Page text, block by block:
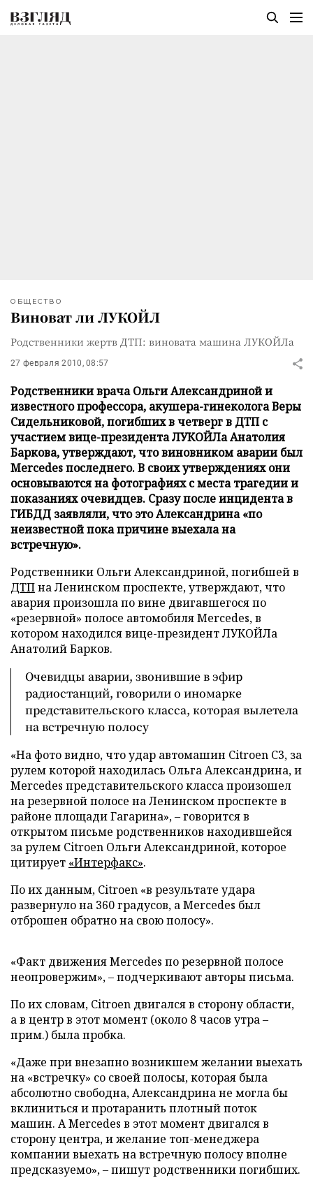
ОБЩЕСТВО
Виноват ли ЛУКОЙЛ
Родственники жертв ДТП: виновата машина ЛУКОЙЛа
27 февраля 2010, 08:57
Родственники врача Ольги Александриной и
известного профессора, акушера-гинеколога Веры
Сидельниковой, погибших в четверг в ДТП с
участием вице-президента ЛУКОЙЛа Анатолия
Баркова, утверждают, что виновником аварии был
Mercedes последнего. В своих утверждениях они
основываются на фотографиях с места трагедии и
показаниях очевидцев. Сразу после инцидента в
ГИБДД заявляли, что это Александрина «по
неизвестной пока причине выехала на
встречную».
Родственники Ольги Александриной, погибшей в
ДТПна Ленинском проспекте, утверждают, что
авария произошла по вине двигавшегося по
«резервной» полосе автомобиля Mercedes, в
котором находился вице-президент ЛУКОЙЛа
Анатолий Барков.
Очевидцы аварии, звонившие в эфир
радиостанций, говорили о иномарке
представительского класса, которая вылетела
на встречную полосу
«На фото видно, что удар автомашин Citroen С3, за
рулем которой находилась Ольга Александрина, и
Mercedes представительского класса произошел
на резервной полосе на Ленинском проспекте в
районе площади Гагарина», – говорится в
открытом письме родственников находившейся
за рулем Citroen Ольги Александриной, которое
цитирует «Интерфакс».
По их данным, Citroen «в результате удара
развернуло на 360 градусов, а Mercedes был
отброшен обратно на свою полосу».
«Факт движения Mercedes по резервной полосе
неопровержим», – подчеркивают авторы письма.
По их словам, Citroen двигался в сторону области,
а в центр в этот момент (около 8 часов утра –
прим.) была пробка.
«Даже при внезапно возникшем желании выехать
на «встречку» со своей полосы, которая была
абсолютно свободна, Александрина не могла бы
вклиниться и протаранить плотный поток
машин. А Mercedes в этот момент двигался в
сторону центра, и желание топ-менеджера
компании выехать на встречную полосу вполне
предсказуемо», – пишут родственники погибших.